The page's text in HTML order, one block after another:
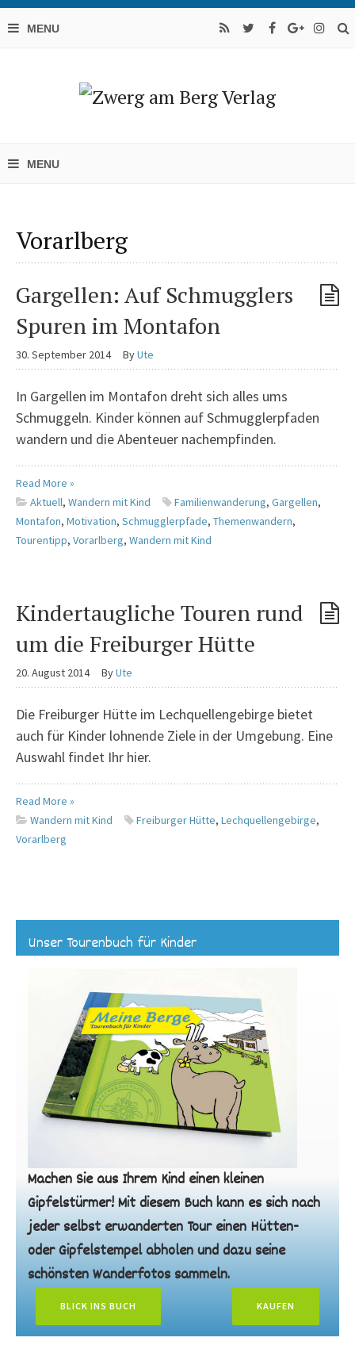
Vorarlberg
Gargellen: Auf Schmugglers
Spuren im Montafon
30. September 2014 ByUte
In Gargellen im Montafon dreht sich alles ums
Schmuggeln. Kinder können auf Schmugglerpfaden
wandern und die Abenteuer nachempfinden.
Read More »
Aktuell, Wandern mit Kind Familienwanderung, Gargellen,
Montafon, Motivation, Schmugglerpfade, Themenwandern,
Tourentipp, Vorarlberg, Wandern mit Kind
Kindertaugliche Touren rund
um die Freiburger Hütte
20. August 2014 ByUte
Die Freiburger Hütte im Lechquellengebirge bietet
auch für Kinder lohnende Ziele in der Umgebung. Eine
Auswahl findet Ihr hier.
Read More »
Wandern mit Kind
Freiburger Hütte, Lechquellengebirge,
Vorarlberg
Unser Tourenbuch für Kinder
Machen Sie aus Ihrem Kind einen kleinen
Gipfelstürmer! Mit diesem Buch kann es sich nach
jeder selbst erwanderten Tour einen Hütten-
oder Gipfelstempel abholen und dazu seine
schönsten Wanderfotos sammeln.
BLICK INS BUCH KAUFEN